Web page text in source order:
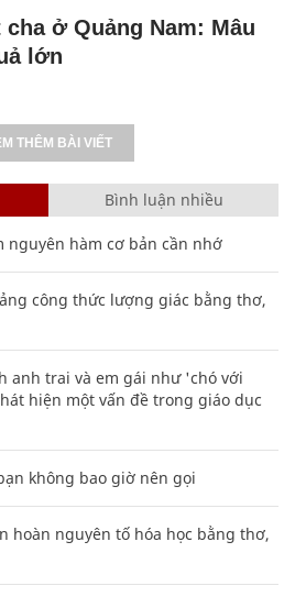
ở Quảng Nam: Mâu
lớn
THÊM BÀI VIẾT
Bình luận nhiều
nguyên hàm cơ bản cần nhớ
công thức lượng giác bằng thơ,
anh trai và em gái như 'chó với
hiện một vấn đề trong giáo dục
không bao giờ nên gọi
hoàn nguyên tố hóa học bằng thơ,